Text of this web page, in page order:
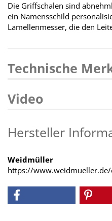
Die Griffschalen sind
ein Namensschild
Lamellenmesser, die den
Technische
Video
Hersteller
Weidmüller
https://